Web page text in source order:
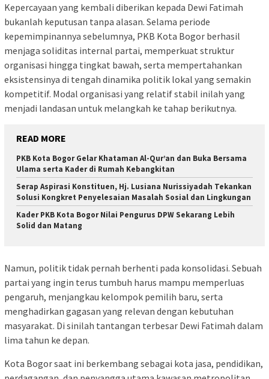
Kepercayaan yang kembali diberikan kepada Dewi Fatimah
bukanlah keputusan tanpa alasan. Selama periode
kepemimpinannya sebelumnya, PKB Kota Bogor berhasil
menjaga soliditas internal partai, memperkuat struktur
organisasi hingga tingkat bawah, serta mempertahankan
eksistensinya di tengah dinamika politik lokal yang semakin
kompetitif. Modal organisasi yang relatif stabil inilah yang
menjadi landasan untuk melangkah ke tahap berikutnya.
READ MORE
PKB Kota Bogor Gelar Khataman Al-Qur’an dan Buka Bersama
Ulama serta Kader di Rumah Kebangkitan
Serap Aspirasi Konstituen, Hj. Lusiana Nurissiyadah Tekankan
Solusi Kongkret Penyelesaian Masalah Sosial dan Lingkungan
Kader PKB Kota Bogor Nilai Pengurus DPW Sekarang Lebih
Solid dan Matang
Namun, politik tidak pernah berhenti pada konsolidasi. Sebuah
partai yang ingin terus tumbuh harus mampu memperluas
pengaruh, menjangkau kelompok pemilih baru, serta
menghadirkan gagasan yang relevan dengan kebutuhan
masyarakat. Di sinilah tantangan terbesar Dewi Fatimah dalam
lima tahun ke depan.
Kota Bogor saat ini berkembang sebagai kota jasa, pendidikan,